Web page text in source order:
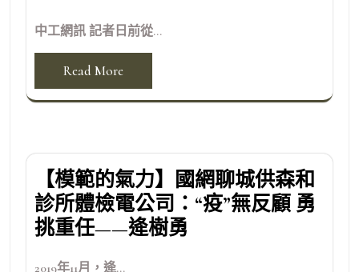
中工網訊 記者日前從...
Read More
【模範的氣力】國網聊城供森和
診所體檢電公司：“疫”無反顧 勇
挑重任——逄樹勇
2019年11月，逄...